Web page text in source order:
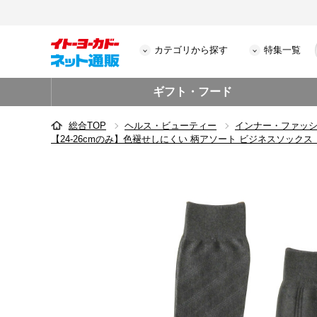
カテゴリから探す 特集一覧
ギフト・フード
総合TOP ヘルス・ビューティー
インナー・ファッ
【24-26cmのみ】色褪せしにくい 柄アソート ビジネスソック